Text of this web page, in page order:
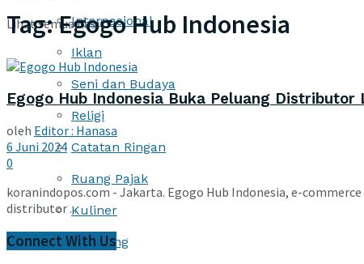
Internasional
Iklan
Seni dan Budaya
Religi
Catatan Ringan
Ruang Pajak
Kuliner
Traveling
Lihat semua hasil
Tag:Egogo Hub Indonesia
Egogo Hub Indonesia Buka Peluang
oleh Editor : Hanasa
6 Juni 2024
0
koranindopos.com - Jakarta. Egogo Hub Indonesia, e-
distributor ...
Connect With Us